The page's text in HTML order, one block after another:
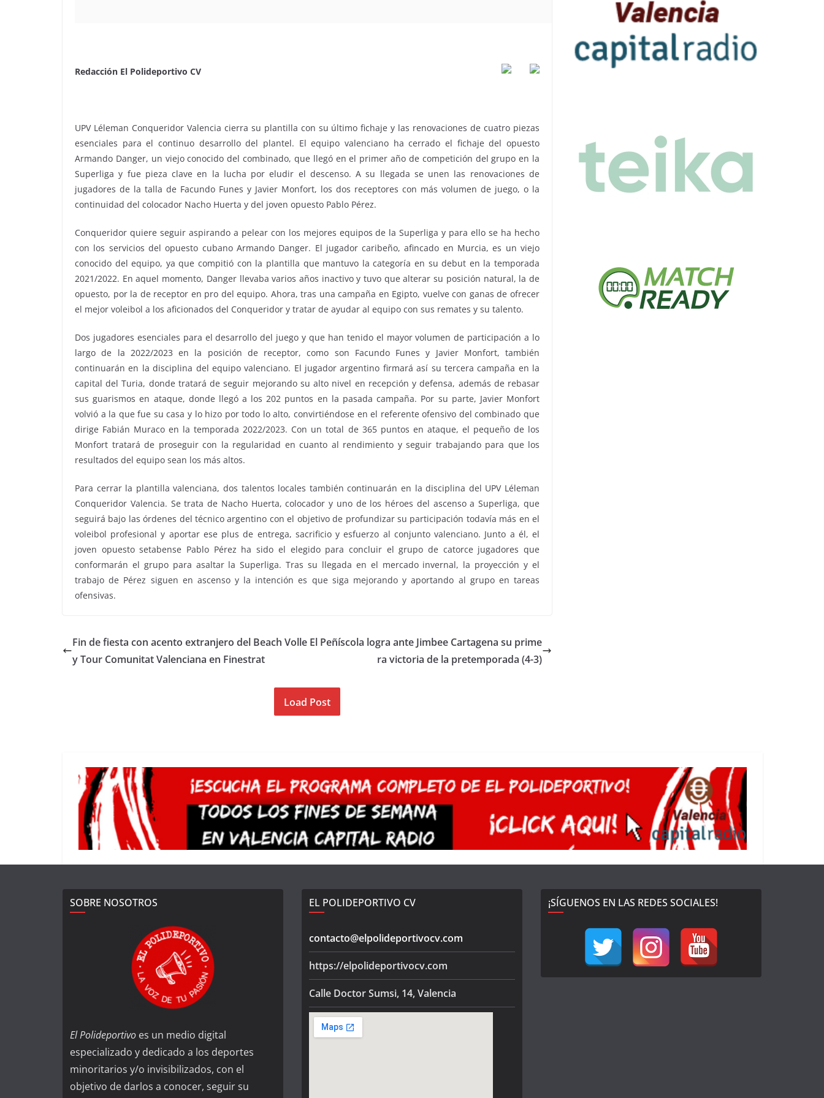
Redacción El Polideportivo CV
UPV Léleman Conqueridor Valencia cierra su plantilla con su último fichaje y las renovaciones de cuatro piezas
esenciales para el continuo desarrollo del plantel. El equipo valenciano ha cerrado el fichaje del opuesto
Armando Danger, un viejo conocido del combinado, que llegó en el primer año de competición del grupo en la
Superliga y fue pieza clave en la lucha por eludir el descenso. A su llegada se unen las renovaciones de
jugadores de la talla de Facundo Funes y Javier Monfort, los dos receptores con más volumen de juego, o la
continuidad del colocador Nacho Huerta y del joven opuesto Pablo Pérez.
Conqueridor quiere seguir aspirando a pelear con los mejores equipos de la Superliga y para ello se ha hecho
con los servicios del opuesto cubano Armando Danger. El jugador caribeño, afincado en Murcia, es un viejo
conocido del equipo, ya que compitió con la plantilla que mantuvo la categoría en su debut en la temporada
2021/2022. En aquel momento, Danger llevaba varios años inactivo y tuvo que alterar su posición natural, la de
opuesto, por la de receptor en pro del equipo. Ahora, tras una campaña en Egipto, vuelve con ganas de ofrecer
el mejor voleibol a los aficionados del Conqueridor y tratar de ayudar al equipo con sus remates y su talento.
Dos jugadores esenciales para el desarrollo del juego y que han tenido el mayor volumen de participación a lo
largo de la 2022/2023 en la posición de receptor, como son Facundo Funes y Javier Monfort, también
continuarán en la disciplina del equipo valenciano. El jugador argentino firmará así su tercera campaña en la
capital del Turia, donde tratará de seguir mejorando su alto nivel en recepción y defensa, además de rebasar
sus guarismos en ataque, donde llegó a los 202 puntos en la pasada campaña. Por su parte, Javier Monfort
volvió a la que fue su casa y lo hizo por todo lo alto, convirtiéndose en el referente ofensivo del combinado que
dirige Fabián Muraco en la temporada 2022/2023. Con un total de 365 puntos en ataque, el pequeño de los
Monfort tratará de proseguir con la regularidad en cuanto al rendimiento y seguir trabajando para que los
resultados del equipo sean los más altos.
Para cerrar la plantilla valenciana, dos talentos locales también continuarán en la disciplina del UPV Léleman
Conqueridor Valencia. Se trata de Nacho Huerta, colocador y uno de los héroes del ascenso a Superliga, que
seguirá bajo las órdenes del técnico argentino con el objetivo de profundizar su participación todavía más en el
voleibol profesional y aportar ese plus de entrega, sacrificio y esfuerzo al conjunto valenciano. Junto a él, el
joven opuesto setabense Pablo Pérez ha sido el elegido para concluir el grupo de catorce jugadores que
conformarán el grupo para asaltar la Superliga. Tras su llegada en el mercado invernal, la proyección y el
trabajo de Pérez siguen en ascenso y la intención es que siga mejorando y aportando al grupo en tareas
ofensivas.
Fin de fiesta con acento extranjero del Beach Volle
y Tour Comunitat Valenciana en Finestrat
El Peñíscola logra ante Jimbee Cartagena su prime
ra victoria de la pretemporada (4-3)
Load Post
SOBRE NOSOTROS
El Polideportivo es un medio digital
especializado y dedicado a los deportes
minoritarios y/o invisibilizados, con el
objetivo de darlos a conocer, seguir su
EL POLIDEPORTIVO CV
contacto@elpolideportivocv.com
https://elpolideportivocv.com
Calle Doctor Sumsi, 14, Valencia
¡SÍGUENOS EN LAS REDES SOCIALES!